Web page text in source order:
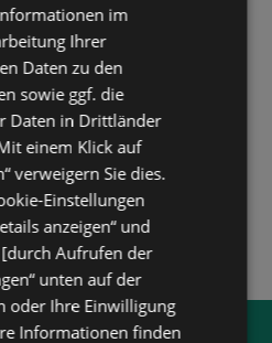
Boot Angebote
im
Ihrer
Daten zu den
sowie ggf. die
Daten in Drittländer
einem Klick auf
verweigern Sie dies.
Einstellungen
anzeigen“ und
Aufrufen der
unten auf der
oder Ihre Einwilligung
Informationen finden